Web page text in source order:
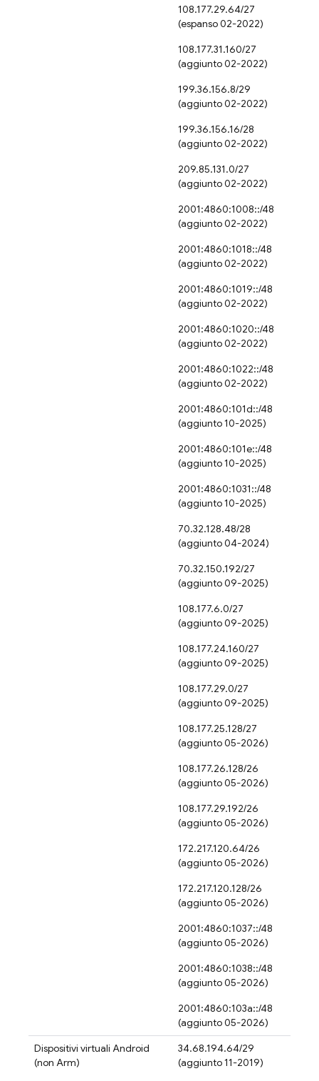
108.177.29.64/27
(espanso 02-2022)
108.177.31.160/27
(aggiunto 02-2022)
199.36.156.8/29
(aggiunto 02-2022)
199.36.156.16/28
(aggiunto 02-2022)
209.85.131.0/27
(aggiunto 02-2022)
2001:4860:1008::/48
(aggiunto 02-2022)
2001:4860:1018::/48
(aggiunto 02-2022)
2001:4860:1019::/48
(aggiunto 02-2022)
2001:4860:1020::/48
(aggiunto 02-2022)
2001:4860:1022::/48
(aggiunto 02-2022)
2001:4860:101d::/48
(aggiunto 10-2025)
2001:4860:101e::/48
(aggiunto 10-2025)
2001:4860:1031::/48
(aggiunto 10-2025)
70.32.128.48/28
(aggiunto 04-2024)
70.32.150.192/27
(aggiunto 09-2025)
108.177.6.0/27
(aggiunto 09-2025)
108.177.24.160/27
(aggiunto 09-2025)
108.177.29.0/27
(aggiunto 09-2025)
108.177.25.128/27
(aggiunto 05-2026)
108.177.26.128/26
(aggiunto 05-2026)
108.177.29.192/26
(aggiunto 05-2026)
172.217.120.64/26
(aggiunto 05-2026)
172.217.120.128/26
(aggiunto 05-2026)
2001:4860:1037::/48
(aggiunto 05-2026)
2001:4860:1038::/48
(aggiunto 05-2026)
2001:4860:103a::/48
(aggiunto 05-2026)
Dispositivi virtuali Android
(non Arm)
34.68.194.64/29
(aggiunto 11-2019)